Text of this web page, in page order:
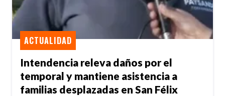
Intendencia releva daños por el
temporal y mantiene asistencia a
familias desplazadas en San Félix
ACTUALIDAD